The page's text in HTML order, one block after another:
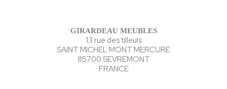
GIRARDEAU MEUBLES
13 rue des tilleuls
SAINT MICHEL MONT MERCURE
85700 SEVREMONT
FRANCE